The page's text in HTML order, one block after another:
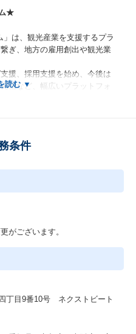
★
」は、観光産業を支援するプラ
ぎ、地方の雇用創出や観光業
援、採用支援を始め、今後は
信など、幅広いプラットフォ
地域」が日本全国にある市町村
さらに加速させます。
のためには、地域社会の重要
必要です。
客が増える一方で、観光業界
。
地域社会が抱える大きな課題
と新たな人の流れの創出によ
を構築していくこと。
地域社会の活性化をサポート
ます。
条件
がございます。
丁目9番10号 ネクストビート